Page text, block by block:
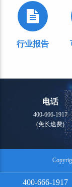
行业报告
电话
400-666-1917
(免长途费)
400-666-1917